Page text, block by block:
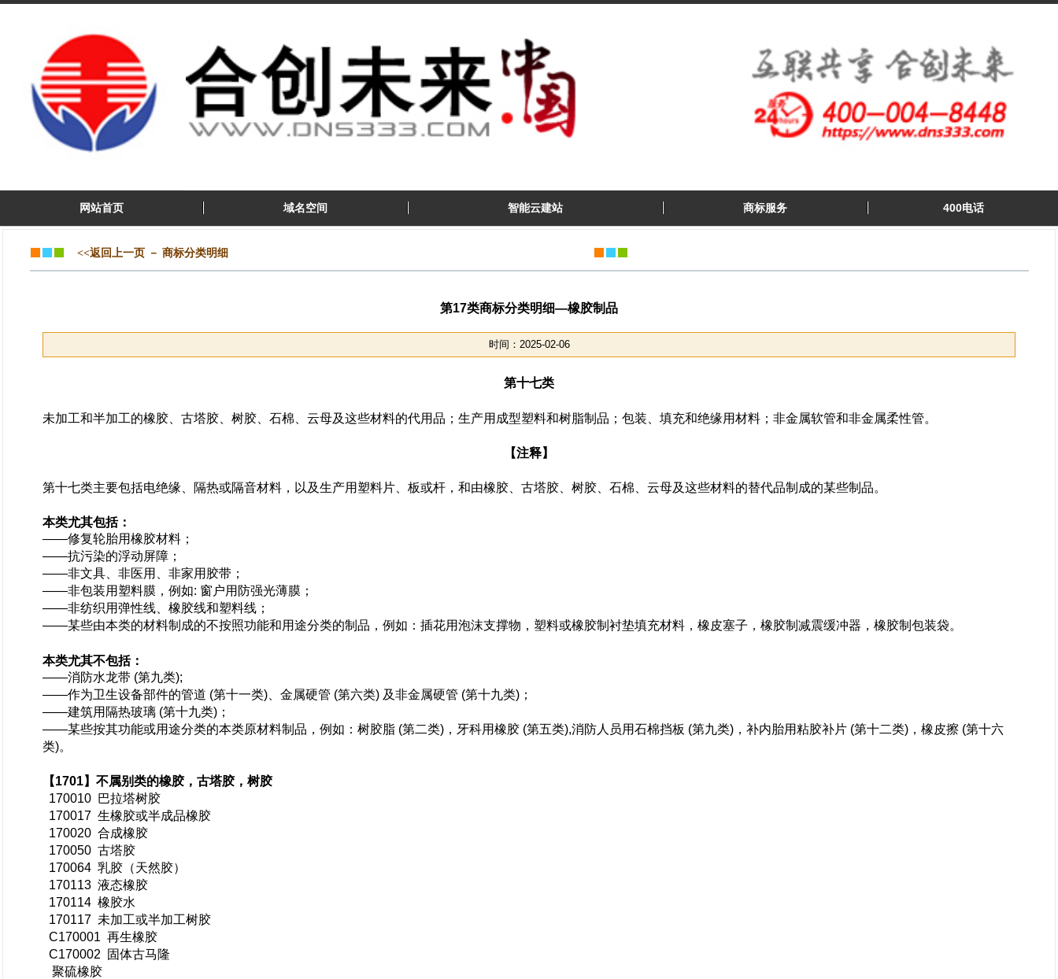
网站首页 域名空间 智能云建站 商标服务 400电话
<<返回上一页 － 商标分类明细
第17类商标分类明细—橡胶制品
时间：2025-02-06
第十七类
未加工和半加工的橡胶、古塔胶、树胶、石棉、云母及这些材料的代用品；生产用成型塑料和树脂制品；包装、填充和绝缘用材料；非金属软管和非金属柔性管。
【注释】
第十七类主要包括电绝缘、隔热或隔音材料，以及生产用塑料片、板或杆，和由橡胶、古塔胶、树胶、石棉、云母及这些材料的替代品制成的某些制品。
本类尤其包括：
——修复轮胎用橡胶材料；
——抗污染的浮动屏障；
——非文具、非医用、非家用胶带；
——非包装用塑料膜，例如: 窗户用防强光薄膜；
——非纺织用弹性线、橡胶线和塑料线；
——某些由本类的材料制成的不按照功能和用途分类的制品，例如：插花用泡沫支撑物，塑料或橡胶制衬垫填充材料，橡皮塞子，橡胶制减震缓冲器，橡胶制包装袋。
本类尤其不包括：
——消防水龙带 (第九类);
——作为卫生设备部件的管道 (第十一类)、金属硬管 (第六类) 及非金属硬管 (第十九类)；
——建筑用隔热玻璃 (第十九类)；
——某些按其功能或用途分类的本类原材料制品，例如：树胶脂 (第二类)，牙科用橡胶 (第五类),消防人员用石棉挡板 (第九类)，补内胎用粘胶补片 (第十二类)，橡皮擦 (第十六
类)。
【1701】不属别类的橡胶，古塔胶，树胶
170010 巴拉塔树胶
170017 生橡胶或半成品橡胶
170020 合成橡胶
170050 古塔胶
170064 乳胶（天然胶）
170113 液态橡胶
170114 橡胶水
170117 未加工或半加工树胶
C170001 再生橡胶
C170002 固体古马隆
聚硫橡胶